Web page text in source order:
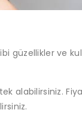
güzellikler ve
alabilirsiniz.